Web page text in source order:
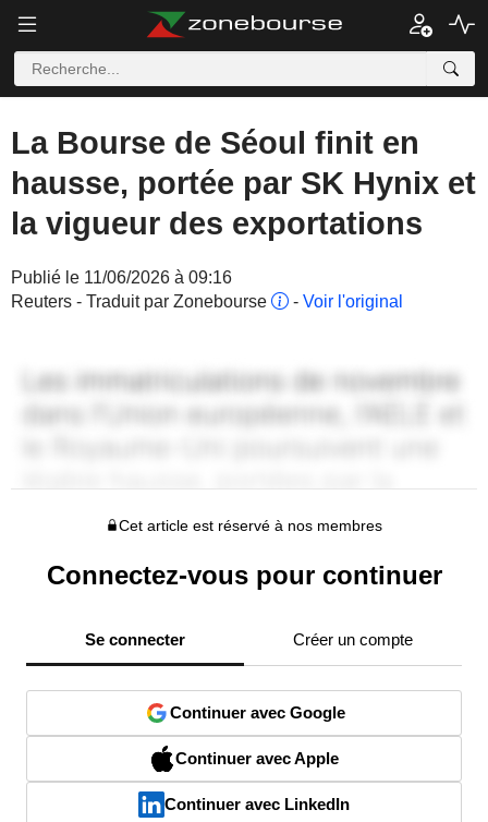
La Bourse de Séoul finit en
hausse, portée par SK Hynix et
la vigueur des exportations
Publié le 11/06/2026 à 09:16
Reuters - Traduit par Zonebourse
- Voir l'original
Cet article est réservé à nos membres
Connectez-vous pour continuer
Se connecter Créer un compte
Continuer avec Google
Continuer avec Apple
Continuer avec LinkedIn